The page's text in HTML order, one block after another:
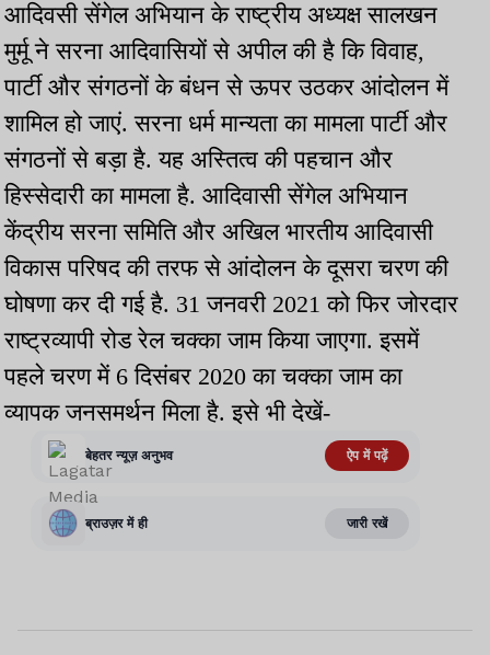
आदिवसी सेंगेल अभियान के राष्ट्रीय अध्यक्ष सालखन
मुर्मू ने सरना आदिवासियों से अपील की है कि विवाह,
पार्टी और संगठनों के बंधन से ऊपर उठकर आंदोलन में
शामिल हो जाएं. सरना धर्म मान्यता का मामला पार्टी और
संगठनों से बड़ा है. यह अस्तित्व की पहचान और
हिस्सेदारी का मामला है. आदिवासी सेंगेल अभियान
केंद्रीय सरना समिति और अखिल भारतीय आदिवासी
विकास परिषद की तरफ से आंदोलन के दूसरा चरण की
घोषणा कर दी गई है. 31 जनवरी 2021 को फिर जोरदार
राष्ट्रव्यापी रोड रेल चक्का जाम किया जाएगा. इसमें
पहले चरण में 6 दिसंबर 2020 का चक्का जाम का
व्यापक जनसमर्थन मिला है. इसे भी देखें-